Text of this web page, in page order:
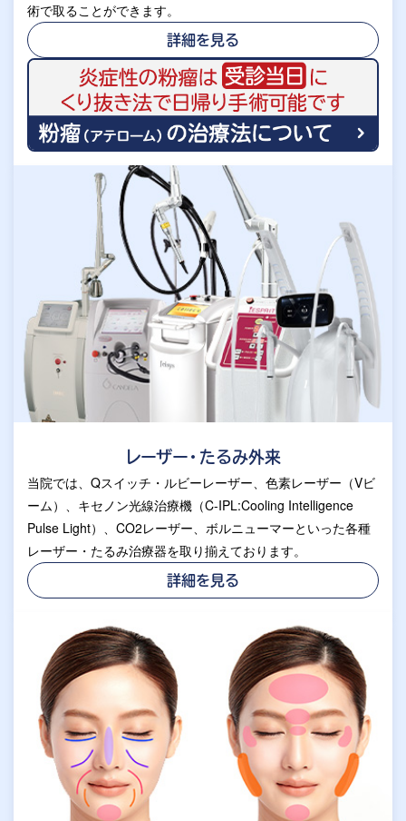
術で取ることができます。
詳細を見る
レーザー・たるみ外来
当院では、Qスイッチ・ルビーレーザー、色素レーザー（Vビ
ーム）、キセノン光線治療機（C-IPL:Cooling Intelligence
Pulse Light）、CO2レーザー、ボルニューマーといった各種
レーザー・たるみ治療器を取り揃えております。
詳細を見る